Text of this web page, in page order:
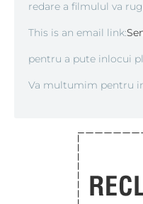
redare a filmulul va
This is an email link:
pentru a pute inlocui
Va multumim pentru